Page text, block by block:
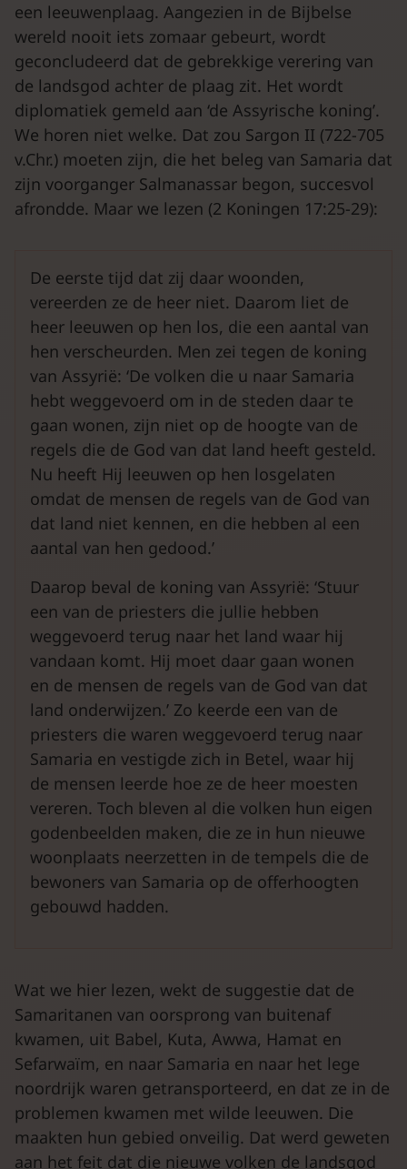
een leeuwenplaag. Aangezien in de Bijbelse
wereld nooit iets zomaar gebeurt, wordt
geconcludeerd dat de gebrekkige verering van
de landsgod achter de plaag zit. Het wordt
diplomatiek gemeld aan ‘de Assyrische koning’.
We horen niet welke. Dat zou Sargon II (722-705
v.Chr.) moeten zijn, die het beleg van Samaria dat
zijn voorganger Salmanassar begon, succesvol
afrondde. Maar we lezen (2 Koningen 17:25-29):
De eerste tijd dat zij daar woonden,
vereerden ze de heer niet. Daarom liet de
heer leeuwen op hen los, die een aantal van
hen verscheurden. Men zei tegen de koning
van Assyrië: ‘De volken die u naar Samaria
hebt weggevoerd om in de steden daar te
gaan wonen, zijn niet op de hoogte van de
regels die de God van dat land heeft gesteld.
Nu heeft Hij leeuwen op hen losgelaten
omdat de mensen de regels van de God van
dat land niet kennen, en die hebben al een
aantal van hen gedood.’
Daarop beval de koning van Assyrië: ‘Stuur
een van de priesters die jullie hebben
weggevoerd terug naar het land waar hij
vandaan komt. Hij moet daar gaan wonen
en de mensen de regels van de God van dat
land onderwijzen.’ Zo keerde een van de
priesters die waren weggevoerd terug naar
Samaria en vestigde zich in Betel, waar hij
de mensen leerde hoe ze de heer moesten
vereren. Toch bleven al die volken hun eigen
godenbeelden maken, die ze in hun nieuwe
woonplaats neerzetten in de tempels die de
bewoners van Samaria op de offerhoogten
gebouwd hadden.
Wat we hier lezen, wekt de suggestie dat de
Samaritanen van oorsprong van buitenaf
kwamen, uit Babel, Kuta, Awwa, Hamat en
Sefarwaïm, en naar Samaria en naar het lege
noordrijk waren getransporteerd, en dat ze in de
problemen kwamen met wilde leeuwen. Die
maakten hun gebied onveilig. Dat werd geweten
aan het feit dat die nieuwe volken de landsgod